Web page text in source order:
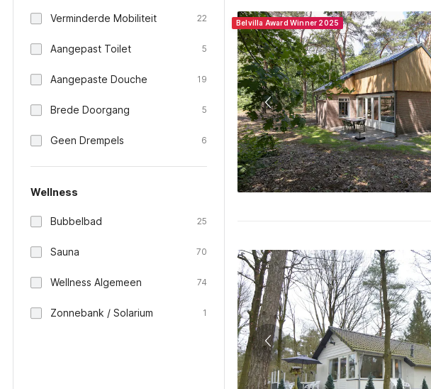
Verminderde Mobiliteit 22
Aangepast Toilet 5
Aangepaste Douche 19
Brede Doorgang 5
Geen Drempels 6
Wellness
Bubbelbad 25
Sauna 70
Wellness Algemeen 74
Zonnebank / Solarium 1
Belvilla Award Winner 2025